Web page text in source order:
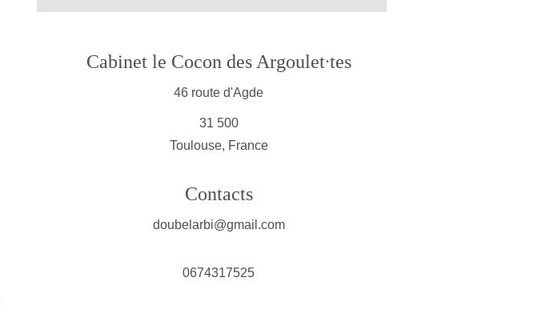
Cabinet le Cocon des Argoulet·tes
46 route d'Agde
31 500
Toulouse, France
Contacts
doubelarbi@gmail.com
0674317525